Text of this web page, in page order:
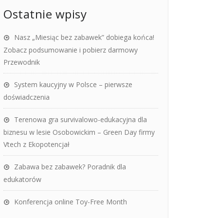
Ostatnie wpisy
Nasz „Miesiąc bez zabawek” dobiega końca!
Zobacz podsumowanie i pobierz darmowy
Przewodnik
System kaucyjny w Polsce – pierwsze
doświadczenia
Terenowa gra survivalowo-edukacyjna dla
biznesu w lesie Osobowickim – Green Day firmy
Vtech z Ekopotencjał
Zabawa bez zabawek? Poradnik dla
edukatorów
Konferencja online Toy-Free Month